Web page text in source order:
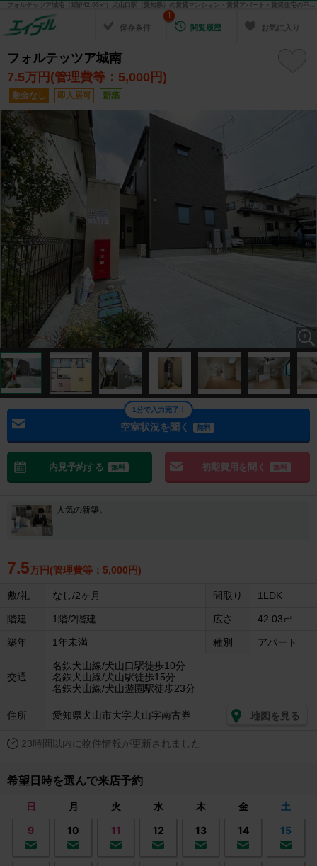
フォルテッツア城南（1階/42.03㎡）犬山口駅（愛知県）の賃貸マンション・賃貸アパート・賃貸住宅の不動産情報を検索！ 不動産賃貸の物件探しは、お部屋探しのエイブル
保存条件 閲覧履歴
1
お気に入り
フォルテッツア城南
7.5万円(管理費等：5,000円)
敷金なし 即入居可 新築
空室状況を聞く 無料
1分で入力完了！
内見予約する 無料 初期費用を聞く 無料
人気の新築。
7.5万円(管理費等：5,000円)
敷/礼 なし/2ヶ月 間取り 1LDK
階建 1階/2階建 広さ 42.03㎡
築年 1年未満 種別 アパート
交通
名鉄犬山線/犬山口駅徒歩10分
名鉄犬山線/犬山駅徒歩15分
名鉄犬山線/犬山遊園駅徒歩23分
住所 愛知県犬山市大字犬山字南古券 地図を見る
23時間以内に物件情報が更新されました
希望日時を選んで来店予約
日 月 火 水 木 金
土
9
10 11 12 13 14 15